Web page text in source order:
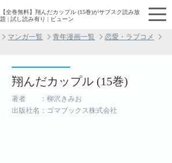
【全巻無料】翔んだカップル (15巻)がサブスク読み放
題 | 試し読み有り | ビューン
マンガ一覧 青年漫画一覧
恋愛・ラブコメ
翔んだカップル (15巻)
著者 ：柳沢きみお
出版社名：ゴマブックス株式会社